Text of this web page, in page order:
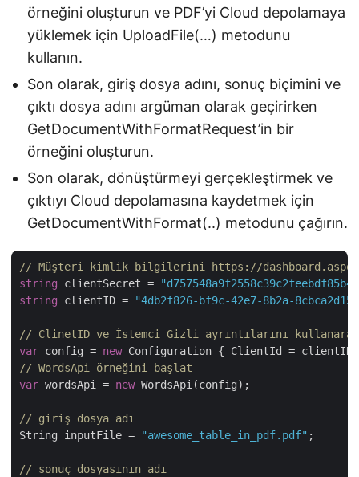
örneğini oluşturun ve PDF’yi Cloud depolamaya
yüklemek için UploadFile(…) metodunu
kullanın.
Son olarak, giriş dosya adını, sonuç biçimini ve
çıktı dosya adını argüman olarak geçirirken
GetDocumentWithFormatRequest’in bir
örneğini oluşturun.
Son olarak, dönüştürmeyi gerçekleştirmek ve
çıktıyı Cloud depolamasına kaydetmek için
GetDocumentWithFormat(..) metodunu çağırın.
// Müşteri kimlik bilgilerini https://
string clientSecret =
string clientID = "4db2f826-bf9c-42e7-8b2a-
// ClinetID ve İstemci Gizli ayrıntılarını kullanarak
var config = new
// WordsApi örneğini başlat
var wordsApi = new WordsApi(config);
// giriş dosya adı
String inputFile =
"awesome_table_in_pdf.pdf" ;
// sonuç dosyasının adı